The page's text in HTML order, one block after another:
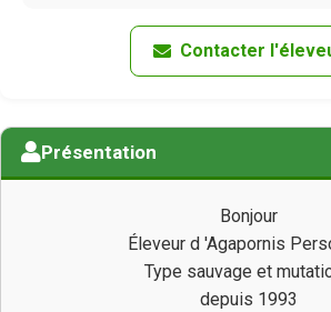
Contacter
Présentation
Bonjour
Éleveur d 'Agapornis
Type sauvage et
depuis 1993